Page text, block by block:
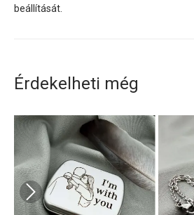
beállítását.
Érdekelheti még